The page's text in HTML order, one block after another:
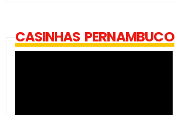
CASINHAS PERNAMBUCO